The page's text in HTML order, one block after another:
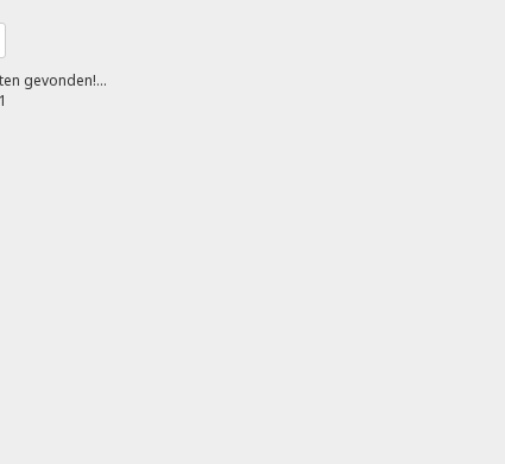
gevonden!...